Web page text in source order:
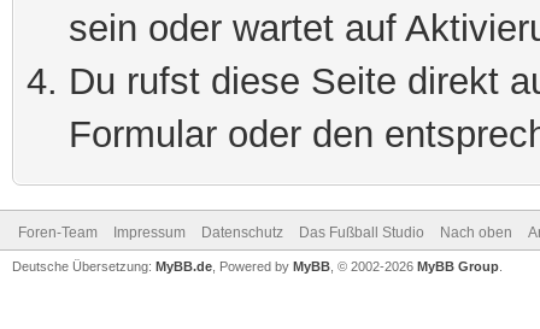
sein oder wartet auf
Du rufst diese Seite direkt
Formular oder den
Foren-Team Impressum Datenschutz Das Fußball Studio Nach oben
Deutsche Übersetzung: MyBB.de , Powered by MyBB , © 2002-2026 MyBB Group